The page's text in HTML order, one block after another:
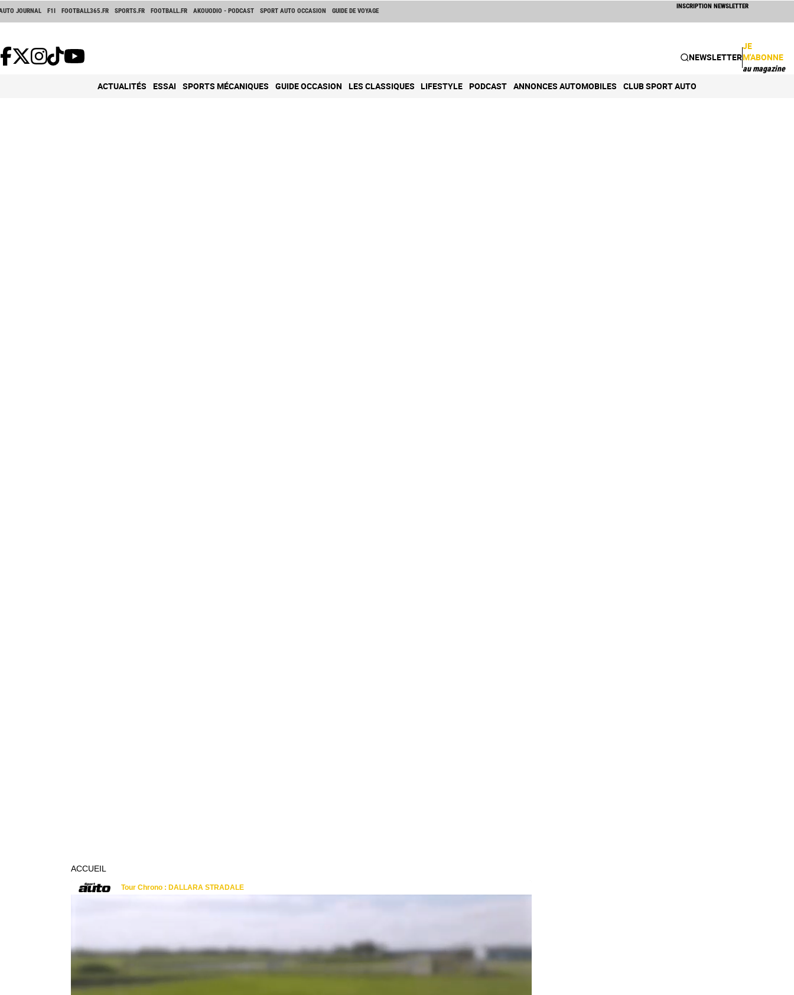
JOURNAL F1I FOOTBALL365.FR SPORTS.FR FOOTBALL.FR AKOUODIO - PODCAST SPORT AUTO OCCASION GUIDE DE VOYAGE
INSCRIPTION NEWSLETTER
NEWSLETTER
JE
M'ABONNE
au magazine
ACTUALITÉS ESSAI SPORTS MÉCANIQUES GUIDE OCCASION LES CLASSIQUES LIFESTYLE PODCAST ANNONCES AUTOMOBILES CLUB SPORT AUTO
ACCUEIL